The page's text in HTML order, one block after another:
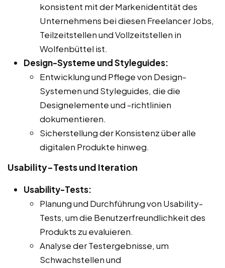
konsistent mit der Markenidentität des
Unternehmens bei diesen Freelancer Jobs,
Teilzeitstellen und Vollzeitstellen in
Wolfenbüttel ist.
Design-Systeme und Styleguides:
Entwicklung und Pflege von Design-
Systemen und Styleguides, die die
Designelemente und -richtlinien
dokumentieren.
Sicherstellung der Konsistenz über alle
digitalen Produkte hinweg.
Usability-Tests und Iteration
Usability-Tests:
Planung und Durchführung von Usability-
Tests, um die Benutzerfreundlichkeit des
Produkts zu evaluieren.
Analyse der Testergebnisse, um
Schwachstellen und